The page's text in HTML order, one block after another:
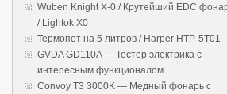
Wuben Knight X-0 / Крутейший EDC
/ Lightok X0
Термопот на 5 литров / Harper HTP-5T01
GVDA GD110A — Тестер электрика с
интересным функционалом
Convoy T3 3000K — Медный фонарь с